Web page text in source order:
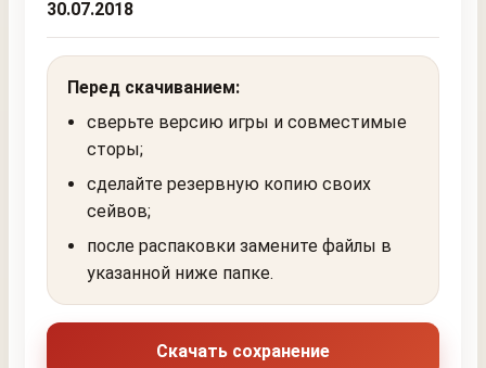
30.07.2018
Перед скачиванием:
сверьте версию игры и совместимые
сторы;
сделайте резервную копию своих
сейвов;
после распаковки замените файлы в
указанной ниже папке.
Скачать сохранение